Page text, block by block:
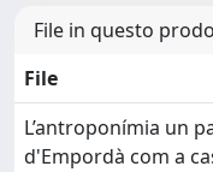
File in questo
File
L’antroponímia un
d'Empordà com a